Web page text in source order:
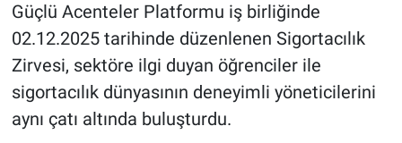
Güçlü Acenteler Platformu iş birliğinde
02.12.2025 tarihinde düzenlenen Sigortacılık
Zirvesi, sektöre ilgi duyan öğrenciler ile
sigortacılık dünyasının deneyimli yöneticilerini
aynı çatı altında buluşturdu.